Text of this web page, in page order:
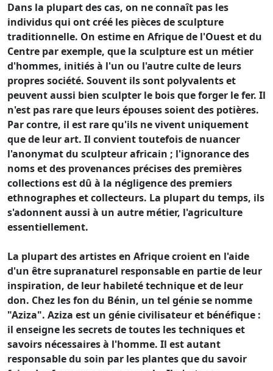
Dans la plupart des cas, on ne connaît pas les
individus qui ont créé les pièces de sculpture
traditionnelle. On estime en Afrique de l'Ouest et du
Centre par exemple, que la sculpture est un métier
d'hommes, initiés à l'un ou l'autre culte de leurs
propres société. Souvent ils sont polyvalents et
peuvent aussi bien sculpter le bois que forger le fer. Il
n'est pas rare que leurs épouses soient des potières.
Par contre, il est rare qu'ils ne vivent uniquement
que de leur art. Il convient toutefois de nuancer
l'anonymat du sculpteur africain ; l'ignorance des
noms et des provenances précises des premières
collections est dû à la négligence des premiers
ethnographes et collecteurs. La plupart du temps, ils
s'adonnent aussi à un autre métier, l'agriculture
essentiellement.
La plupart des artistes en Afrique croient en l'aide
d'un être supranaturel responsable en partie de leur
inspiration, de leur habileté technique et de leur
don. Chez les fon du Bénin, un tel génie se nomme
"Aziza". Aziza est un génie civilisateur et bénéfique :
il enseigne les secrets de toutes les techniques et
savoirs nécessaires à l'homme. Il est autant
responsable du soin par les plantes que du savoir